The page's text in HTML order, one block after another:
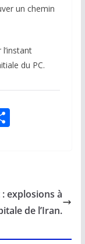
un chemin
du PC.
P
er
explosions à
de l’Iran.